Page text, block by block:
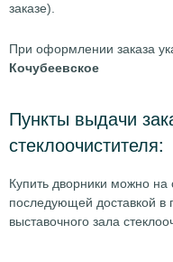
заказе).
При оформлении заказа
Кочубеевское
Пункты выдачи
стеклоочистителя:
Купить дворники можно
последующей доставкой в
выставочного зала